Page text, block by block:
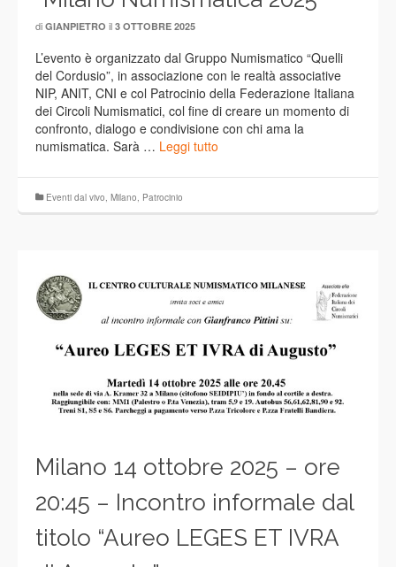
di GIANPIETRO il 3 OTTOBRE 2025
L’evento è organizzato dal Gruppo Numismatico “Quelli
del Cordusio”, in associazione con le realtà associative
NIP, ANIT, CNI e col Patrocinio della Federazione Italiana
dei Circoli Numismatici, col fine di creare un momento di
confronto, dialogo e condivisione con chi ama la
numismatica. Sarà … Leggi tutto
Eventi dal vivo, Milano, Patrocinio
Milano 14 ottobre 2025 – ore
20:45 – Incontro informale dal
titolo “Aureo LEGES ET IVRA